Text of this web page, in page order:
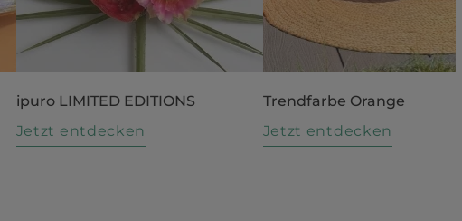
ipuro LIMITED EDITIONS
Jetzt entdecken
Trendfarbe Orange
Jetzt entdecken